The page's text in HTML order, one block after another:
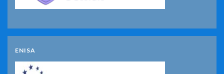
ENISA